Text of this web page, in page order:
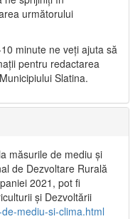
următorului
minute ne veți ajuta să
pentru redactarea
Slatina.
măsurile de mediu și
de Dezvoltare Rurală
2021, pot fi
și Dezvoltării
mediu-si-clima.html